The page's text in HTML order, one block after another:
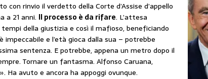
con rinvio il verdetto della Corte d’Assise d’appello
a 21 anni. Il processo è da rifare. L’attesa
della giustizia e così il mafioso, beneficiando
e l’età gioca dalla sua – potrebbe
sentenza. E potrebbe, appena un metro dopo il
Tornare un fantasma. Alfonso Caruana,
Ha avuto e ancora ha appoggi ovunque.